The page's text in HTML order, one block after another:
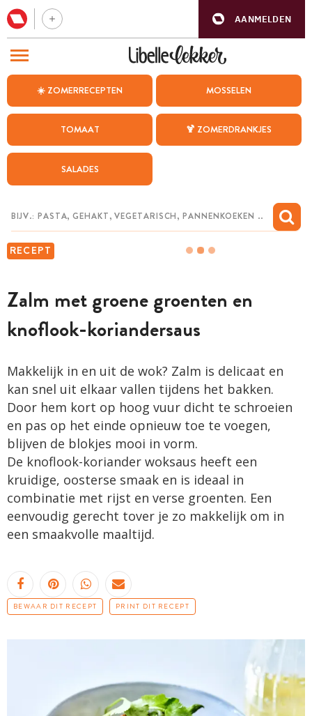
AANMELDEN
☀️ ZOMERRECEPTEN MOSSELEN
TOMAAT 🍹 ZOMERDRANKJES
SALADES
RECEPT
Zalm met groene groenten en
knoflook-koriandersaus
Makkelijk in en uit de wok? Zalm is delicaat en
kan snel uit elkaar vallen tijdens het bakken.
Door hem kort op hoog vuur dicht te schroeien
en pas op het einde opnieuw toe te voegen,
blijven de blokjes mooi in vorm.
De knoflook-koriander woksaus heeft een
kruidige, oosterse smaak en is ideaal in
combinatie met rijst en verse groenten. Een
eenvoudig gerecht tover je zo makkelijk om in
een smaakvolle maaltijd.
BEWAAR DIT RECEPT PRINT DIT RECEPT
BEZOEK ONZE ANDERE WEBSITES
WEEKMENU
CHAT MET MAIA
MIJN BEWAARDE RECEPTEN